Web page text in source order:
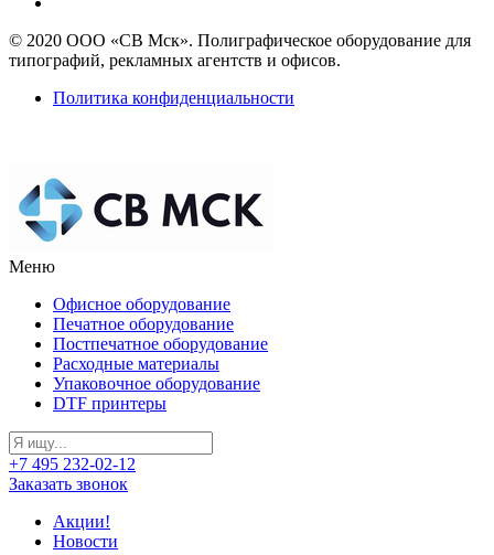
© 2020 ООО «СВ Мск». Полиграфическое оборудование для
типографий, рекламных агентств и офисов.
Политика конфиденциальности
Меню
Офисное оборудование
Печатное оборудование
Постпечатное оборудование
Расходные материалы
Упаковочное оборудование
DTF принтеры
+7 495 232-02-12
Заказать звонок
Акции!
Новости